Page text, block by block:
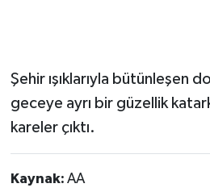
Şehir ışıklarıyla bütünleşen
geceye ayrı bir güzellik
kareler çıktı.
Kaynak: AA